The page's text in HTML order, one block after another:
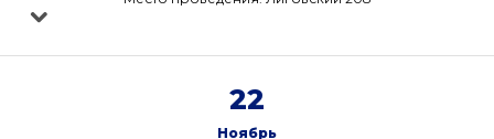
22
Ноябрь